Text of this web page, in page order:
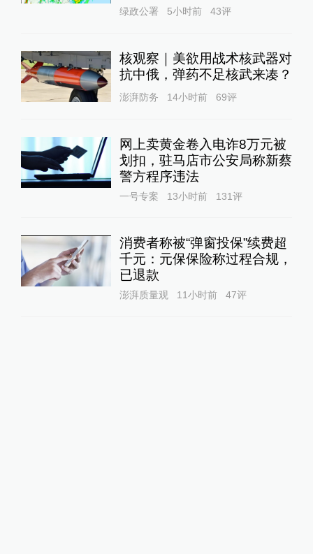
绿政公署 5小时前 43评
核观察｜美欲用战术核武器对
抗中俄，弹药不足核武来凑？
澎湃防务 14小时前 69评
网上卖黄金卷入电诈8万元被
划扣，驻马店市公安局称新蔡
警方程序违法
一号专案 13小时前 131评
消费者称被“弹窗投保”续费超
千元：元保保险称过程合规，
已退款
澎湃质量观 11小时前 47评